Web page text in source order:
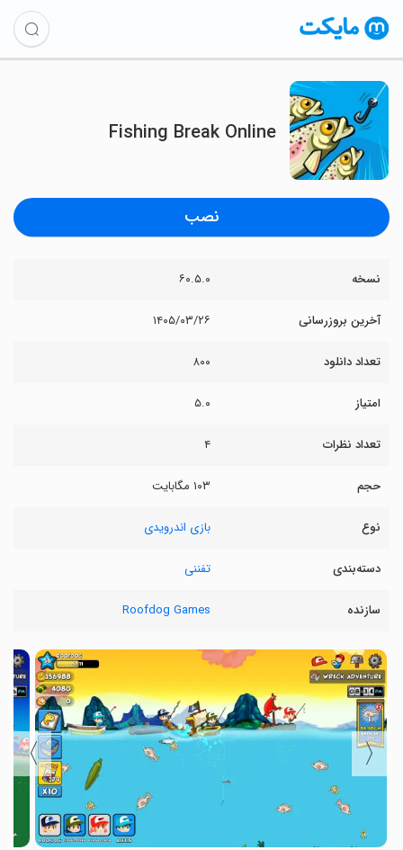
Fishing Break Online
نصب
نسخه ۶۰.۵.۰
آخرین بروزرسانی ۱۴۰۵/۰۳/۲۶
تعداد دانلود ۸۰۰
امتیاز ۵.۰
تعداد نظرات ۴
حجم ۱۰۳ مگابایت
نوع بازی اندرویدی
دسته‌بندی تفننی
سازنده Roofdog Games
〈
〉